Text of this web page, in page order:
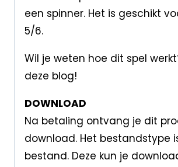
een spinner. Het is geschikt
5/6.
Wil je weten hoe dit spel
deze blog!
DOWNLOAD
Na betaling ontvang je dit
download. Het bestandstype
bestand. Deze kun je